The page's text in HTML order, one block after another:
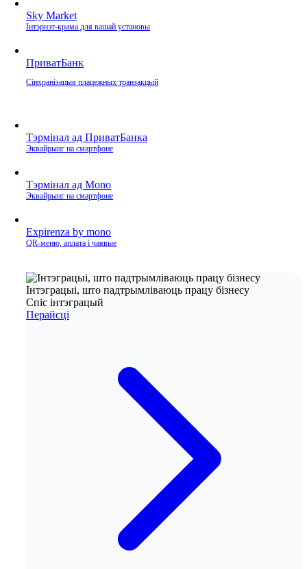
Sky Market
Інтэрнэт‑крама для вашай установы
ПриватБанк
Сінхранізацыя плацежных транзакцый
Тэрмінал ад ПриватБанка
Эквайрынг на смартфоне
Тэрмінал ад Mono
Эквайрынг на смартфоне
Expirenza by mono
QR‑меню, аплата і чаявые
Інтэграцыі, што падтрымліваюць працу бізнесу
Спіс інтэграцый
Перайсці